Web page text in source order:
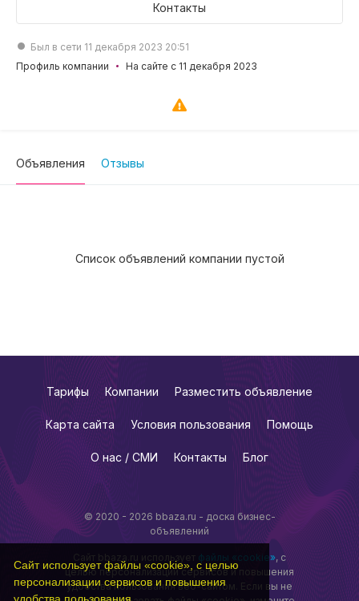
Сайт использует файлы «cookie», с целью
персонализации сервисов и повышения
удобства пользования.
Контакты
Был в сети 11 декабря 2023 20:51
Профиль компании
На сайте с 11 декабря 2023
Объявления Отзывы
Список объявлений компании пустой
© 2020 - 2026 bbaza.ru - доска бизнес-
объявлений
Сайт bbaza.ru использует файлы «cookie», с
целью персонализации сервисов и повышения
удобства пользования веб-сайтом. Если вы не
Тарифы Компании Разместить объявление
Карта сайта Условия пользования Помощь
О нас / СМИ Контакты Блог